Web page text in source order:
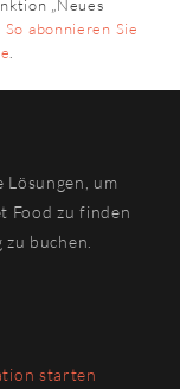
„Neues
So abonnieren Sie
.
um
Food zu finden
buchen.
starten